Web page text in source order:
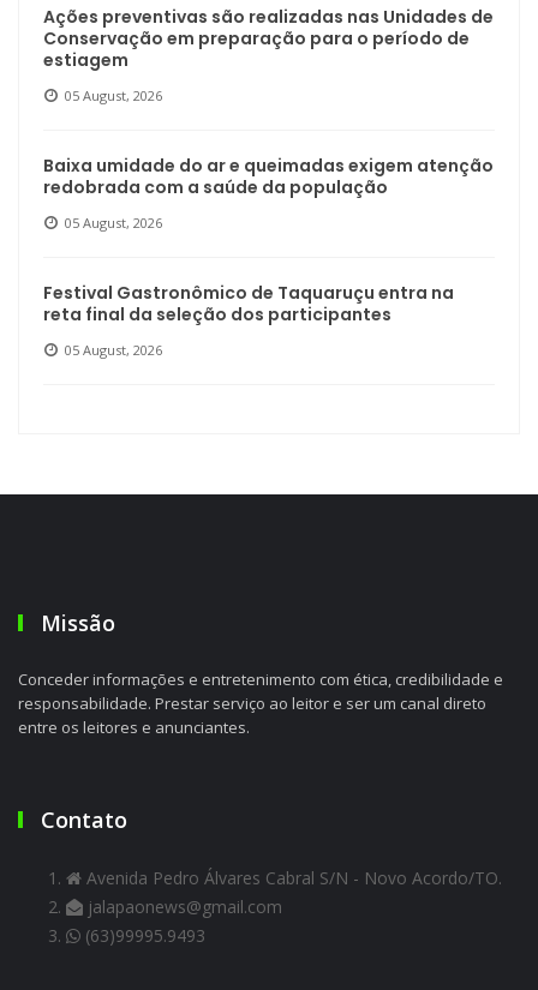
Ações preventivas são realizadas nas Unidades de
Conservação em preparação para o período de
estiagem
05 August, 2026
Baixa umidade do ar e queimadas exigem atenção
redobrada com a saúde da população
05 August, 2026
Festival Gastronômico de Taquaruçu entra na
reta final da seleção dos participantes
05 August, 2026
Missão
Conceder informações e entretenimento com ética, credibilidade e
responsabilidade. Prestar serviço ao leitor e ser um canal direto
entre os leitores e anunciantes.
Contato
Avenida Pedro Álvares Cabral S/N - Novo Acordo/TO.
jalapaonews@gmail.com
(63)99995.9493